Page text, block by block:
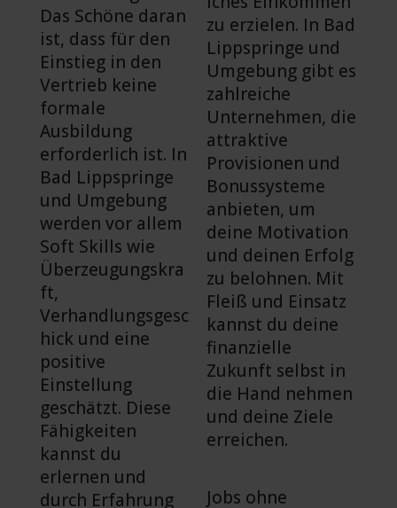
Das Schöne daran
ist, dass für den
Einstieg in den
Vertrieb keine
formale
Ausbildung
erforderlich ist. In
Bad Lippspringe
und Umgebung
werden vor allem
Soft Skills wie
Überzeugungskra
ft,
Verhandlungsgesc
hick und eine
positive
Einstellung
geschätzt. Diese
Fähigkeiten
kannst du
erlernen und
durch Erfahrung
zu erzielen. In Bad
Lippspringe und
Umgebung gibt es
zahlreiche
Unternehmen, die
attraktive
Provisionen und
Bonussysteme
anbieten, um
deine Motivation
und deinen Erfolg
zu belohnen. Mit
Fleiß und Einsatz
kannst du deine
finanzielle
Zukunft selbst in
die Hand nehmen
und deine Ziele
erreichen.
Jobs ohne